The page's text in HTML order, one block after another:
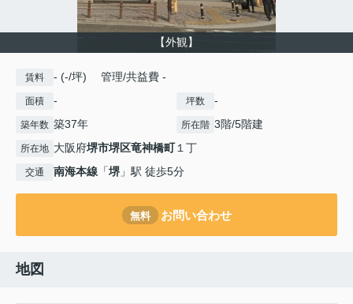
【外観】
賃料 - (-/坪) 管理/共益費 -
面積 - 坪数 -
築年数 築37年 所在階 3階/5階建
所在地 大阪府堺市堺区竜神橋町１丁
交通 南海本線 「堺 」駅 徒歩5分
無料 お問い合わせ
地図